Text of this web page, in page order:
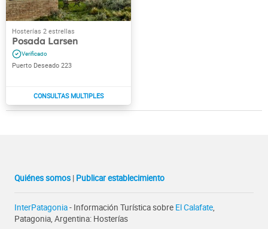
Posada Larsen
Puerto Deseado 223
Quiénes somos | Publicar establecimiento
InterPatagonia- Información Turística sobre El Calafate,
Patagonia, Argentina: Hosterías